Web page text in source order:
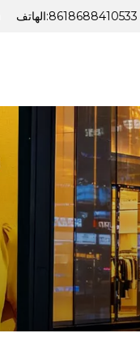
الهاتف:8618688410533